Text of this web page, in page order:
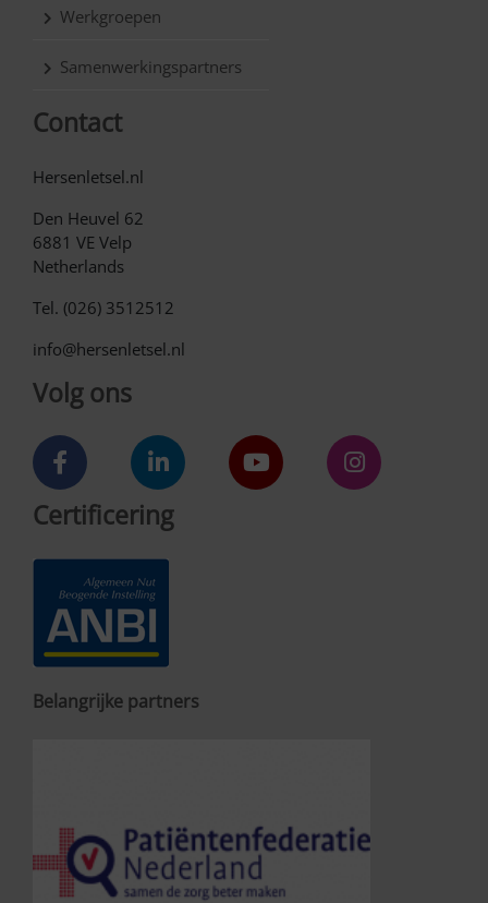
Werkgroepen
Samenwerkingspartners
Contact
Hersenletsel.nl
Den Heuvel 62
6881 VE Velp
Netherlands
Tel. (026) 3512512
info@hersenletsel.nl
Volg ons
Certificering
Belangrijke partners